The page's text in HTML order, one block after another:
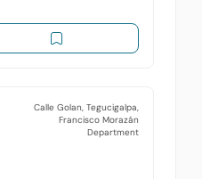
Calle Golan, Tegucigalpa,
Francisco Morazán
Department